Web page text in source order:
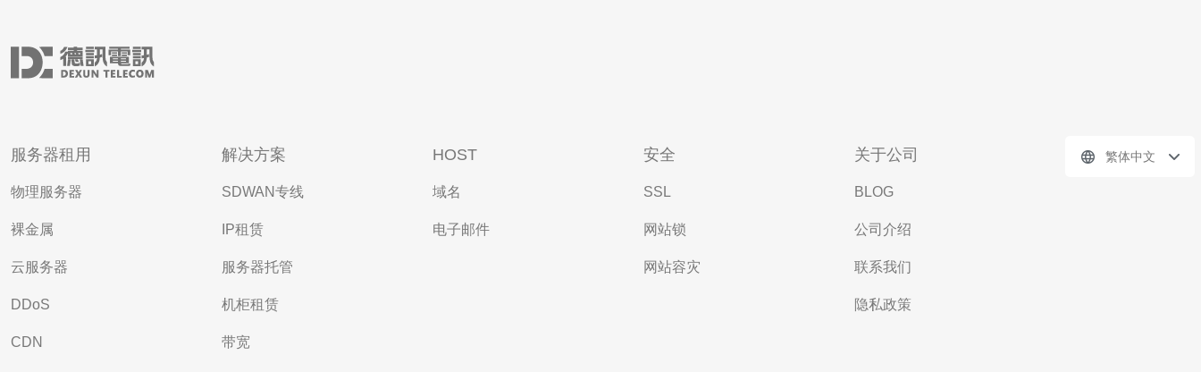
服务器租用
物理服务器
裸金属
云服务器
DDoS
CDN
解决方案
SDWAN专线
IP租赁
服务器托管
机柜租赁
带宽
HOST
域名
电子邮件
安全
SSL
网站锁
网站容灾
关于公司
BLOG
公司介绍
联系我们
隐私政策
繁体中文